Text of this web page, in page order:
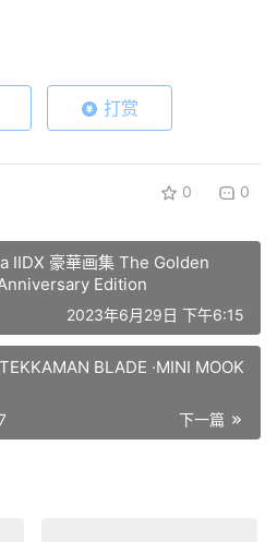
打赏
0 0
IIDX 豪華画集 The Golden
Edition
2023年6月29日 下午6:15
BLADE ·MINI MOOK
下一篇